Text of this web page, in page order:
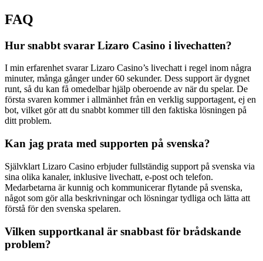
FAQ
Hur snabbt svarar Lizaro Casino i livechatten?
I min erfarenhet svarar Lizaro Casino’s livechatt i regel inom några
minuter, många gånger under 60 sekunder. Dess support är dygnet
runt, så du kan få omedelbar hjälp oberoende av när du spelar. De
första svaren kommer i allmänhet från en verklig supportagent, ej en
bot, vilket gör att du snabbt kommer till den faktiska lösningen på
ditt problem.
Kan jag prata med supporten på svenska?
Självklart Lizaro Casino erbjuder fullständig support på svenska via
sina olika kanaler, inklusive livechatt, e-post och telefon.
Medarbetarna är kunnig och kommunicerar flytande på svenska,
något som gör alla beskrivningar och lösningar tydliga och lätta att
förstå för den svenska spelaren.
Vilken supportkanal är snabbast för brådskande
problem?